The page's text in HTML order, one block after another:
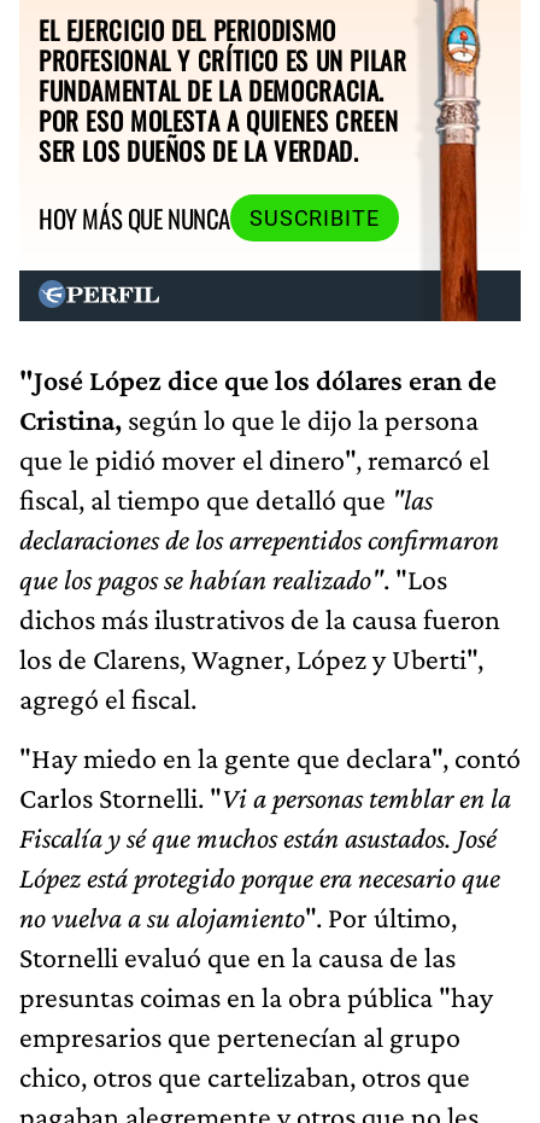
EL EJERCICIO DEL PERIODISMO
PROFESIONAL Y CRÍTICO ES UN PILAR
FUNDAMENTAL DE LA DEMOCRACIA.
POR ESO MOLESTA A QUIENES CREEN
SER LOS DUEÑOS DE LA VERDAD.
HOY MÁS QUE NUNCA
SUSCRIBITE
"José López dice que los dólares eran de
Cristina, según lo que le dijo la persona
que le pidió mover el dinero", remarcó el
fiscal, al tiempo que detalló que "las
declaraciones de los arrepentidos confirmaron
que los pagos se habían realizado". "Los
dichos más ilustrativos de la causa fueron
los de Clarens, Wagner, López y Uberti",
agregó el fiscal.
"Hay miedo en la gente que declara", contó
Carlos Stornelli. "Vi a personas temblar en la
Fiscalía y sé que muchos están asustados. José
López está protegido porque era necesario que
no vuelva a su alojamiento". Por último,
Stornelli evaluó que en la causa de las
presuntas coimas en la obra pública "hay
empresarios que pertenecían al grupo
chico, otros que cartelizaban, otros que
pagaban alegremente y otros que no les